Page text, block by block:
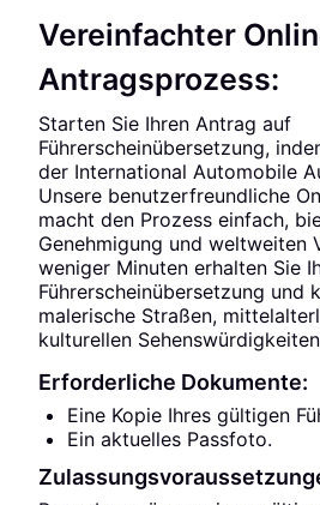
Vereinfachter
Antragsprozess:
Starten Sie Ihren Antrag auf
Führerscheinübersetzung,
der International Automobile
Unsere benutzerfreundliche
macht den Prozess einfach,
Genehmigung und weltweiten
weniger Minuten erhalten Sie
Führerscheinübersetzung und
malerische Straßen,
kulturellen
Erforderliche Dokumente:
Eine Kopie Ihres gültigen
Ein aktuelles Passfoto.